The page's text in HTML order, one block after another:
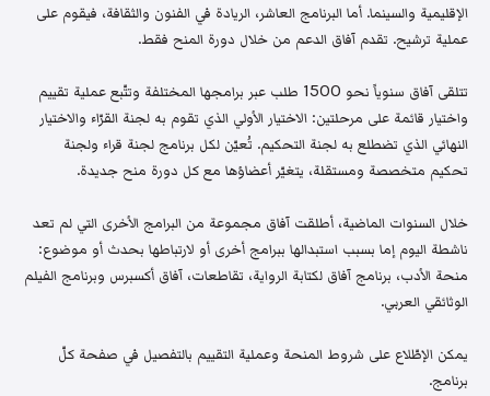
الإقليمية والسينما. أما البرنامج العاشر، الريادة في الفنون والثقافة، فيقوم على
عملية ترشيح. تقدم آفاق الدعم من خلال دورة المنح فقط.
تتلقى آفاق سنوياً نحو 1500 طلب عبر برامجها المختلفة وتتّبع عملية تقييم
واختيار قائمة على مرحلتين: الاختيار الأولي الذي تقوم به لجنة القرّاء والاختيار
النهائي الذي تضطلع به لجنة التحكيم. تُعيّن لكل برنامج لجنة قراء ولجنة
تحكيم متخصصة ومستقلة، يتغيّر أعضاؤها مع كل دورة منح جديدة.
خلال السنوات الماضية، أطلقت آفاق مجموعة من البرامج الأخرى التي لم تعد
ناشطة اليوم إما بسبب استبدالها ببرامج أخرى أو لارتباطها بحدث أو موضوع:
منحة الأدب، برنامج آفاق لكتابة الرواية، تقاطعات، آفاق أكسبرس وبرنامج الفيلم
الوثائقي العربي.
يمكن الإطّلاع على شروط المنحة وعملية التقييم بالتفصيل في صفحة كلّ
برنامج.